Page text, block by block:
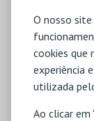
O nosso
cookies que
experiência
utilizada
Ao clicar em